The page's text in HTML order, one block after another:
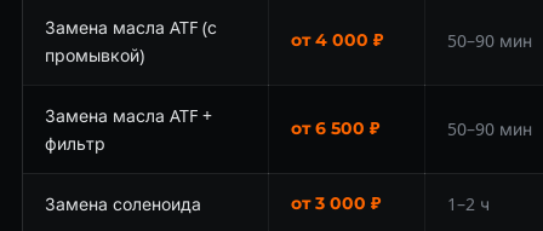
Замена масла ATF (с
промывкой)
от 4 000 ₽ 50–90 мин
Замена масла ATF +
фильтр
от 6 500 ₽ 50–90 мин
Замена соленоида от 3 000 ₽ 1–2 ч